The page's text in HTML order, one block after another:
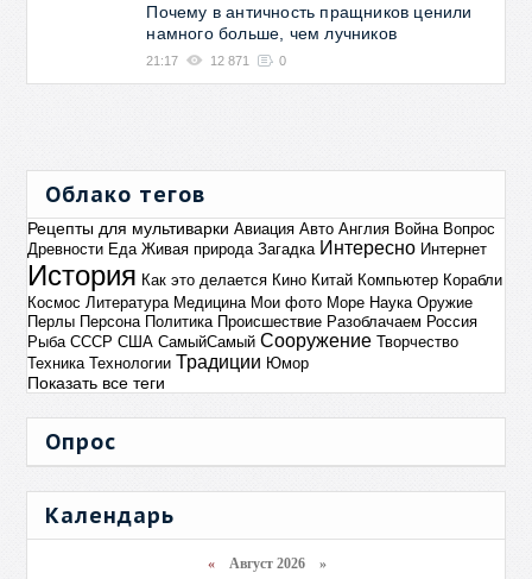
Почему в античность пращников ценили
намного больше, чем лучников
21:17 12 871 0
Облако тегов
Рецепты для мультиварки Авиация Авто Англия Война Вопрос
Древности Еда Живая природа Загадка Интересно Интернет
История Как это делается Кино Китай Компьютер Корабли
Космос Литература Медицина Мои фото Море Наука Оружие
Перлы Персона Политика Происшествие Разоблачаем Россия
Рыба СССР США СамыйСамый Сооружение Творчество
Техника Технологии Традиции Юмор
Показать все теги
Опрос
Календарь
«Август 2026 »